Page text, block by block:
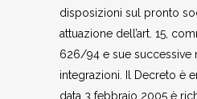
disposizioni sul pronto
attuazione dell’art. 15,
626/94 e sue successive
integrazioni. Il Decreto è
data 3 febbraio 2005 è